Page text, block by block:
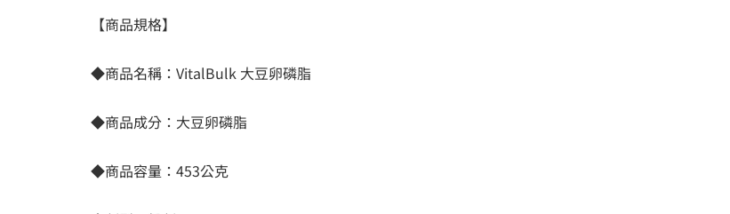
【商品規格】
◆商品名稱：VitalBulk 大豆卵磷脂
◆商品成分：大豆卵磷脂
◆商品容量：453公克